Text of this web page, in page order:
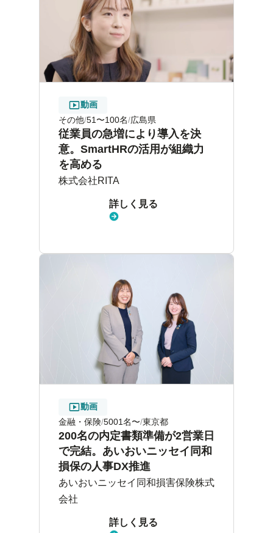
動画
その他 51〜100名 広島県
従業員の急増により導入を決
意。SmartHRの活用が組織力
を高める
株式会社RITA
詳しく見る
動画
金融・保険 5001名〜 東京都
200名の内定書類準備が2営業日
で完結。あいおいニッセイ同和
損保の人事DX推進
あいおいニッセイ同和損害保険株式
会社
詳しく見る